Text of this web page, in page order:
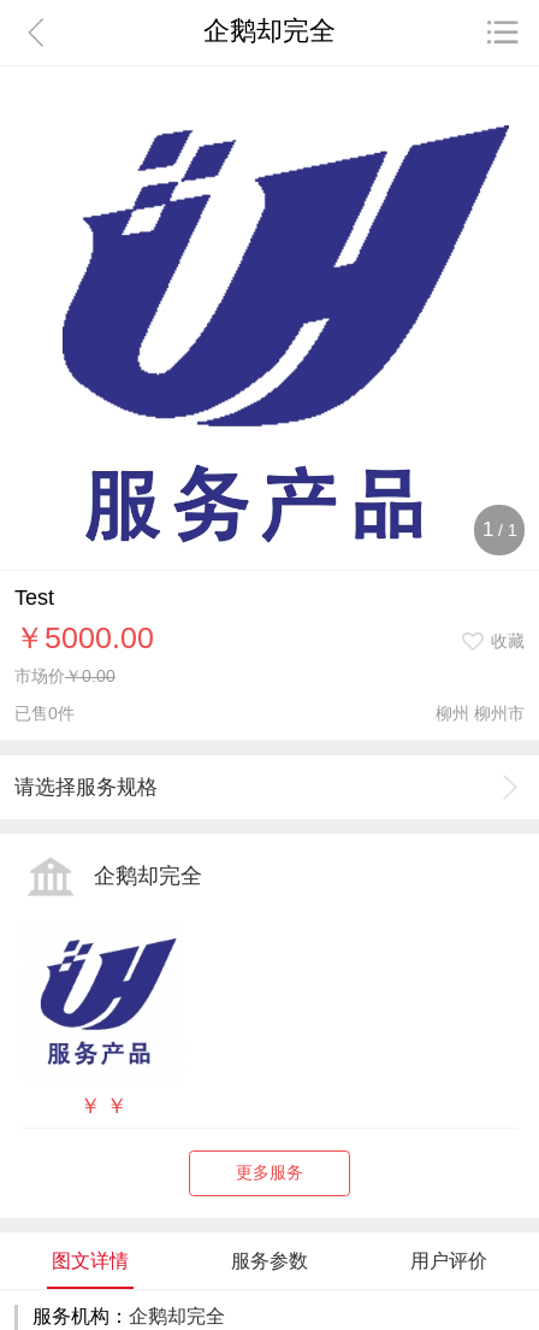
企鹅却完全
1 / 1
Test
￥5000.00
收藏
市场价￥0.00
已售0件
柳州 柳州市
请选择服务规格
企鹅却完全
￥ ￥
更多服务
图文详情 服务参数 用户评价
服务机构： 企鹅却完全